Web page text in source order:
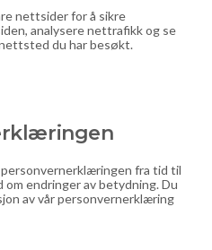
nettsider for å sikre
analysere nettrafikk og se
du har besøkt.
fra tid til
om endringer av betydning. Du
av vår personvernerklæring